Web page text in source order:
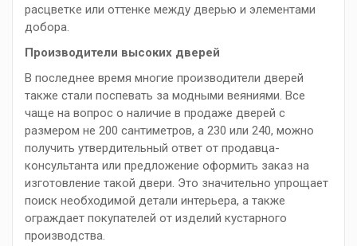
расцветке или оттенке между дверью и элементами
добора.
Производители высоких дверей
В последнее время многие производители дверей
также стали поспевать за модными веяниями. Все
чаще на вопрос о наличие в продаже дверей с
размером не 200 сантиметров, а 230 или 240, можно
получить утвердительный ответ от продавца-
консультанта или предложение оформить заказ на
изготовление такой двери. Это значительно упрощает
поиск необходимой детали интерьера, а также
ограждает покупателей от изделий кустарного
производства.